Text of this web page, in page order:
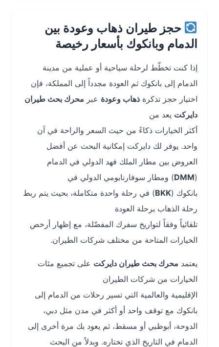
حجز طيران ذهاب وعودة بين
الدمام وبانكوك بأسعار رخيصة
إذا كنت تخطّط لرحلة سياحية أو عملية من مدينة
الدمام إلى بانكوك ثم العودة مجدداً إلى المملكة، فإن
اختيار حجز تذكرةذهاب وعودةعبرمحرك بحث طيران
دايركتيعد من
أكثر الخيارات ذكاءً من حيث السعر والراحة في آن
واحد. يوفر لك دايركت إمكانية البحث عن أفضل
العروض بين مطار الملك فهد الدولي في الدمام
DMM) ومطار سوفارنابومي الدولي في
بانكوك (BKK ) في رحلة واحدة متكاملة، بحيث يتم ربط
رحلة الذهاب برحلة العودة
تلقائياً وفقاً لتواريخ سفرك المفضّلة، مع إظهار أرخص
الخيارات المتاحة من مختلف شركات الطيران.
محرك بحث طيران دايركتعلى تجميع مئات
الخيارات من شركات الطيران
الإقليمية والعالمية التي تسير رحلات من الدمام إلى
بانكوك مع توقف واحد أو أكثر في مدن مثل دبي،
الدوحة، أبوظبي أو مسقط، ثم يعود بك مرة أخرى إلى
الدمام في التاريخ الذي تختاره. وبدلاً من البحث